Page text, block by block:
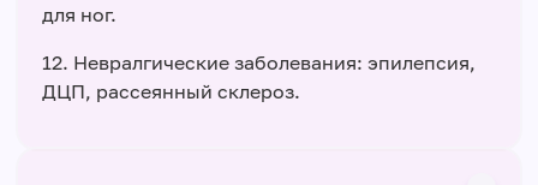
для ног.
12. Невралгические заболевания: эпилепсия,
ДЦП, рассеянный склероз.